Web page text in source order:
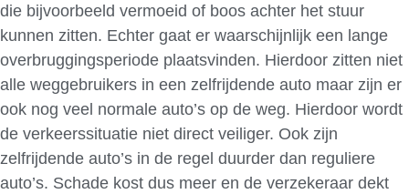
die bijvoorbeeld vermoeid of boos achter het stuur
kunnen zitten. Echter gaat er waarschijnlijk een lange
overbruggingsperiode plaatsvinden. Hierdoor zitten niet
alle weggebruikers in een zelfrijdende auto maar zijn er
ook nog veel normale auto’s op de weg. Hierdoor wordt
de verkeerssituatie niet direct veiliger. Ook zijn
zelfrijdende auto’s in de regel duurder dan reguliere
auto’s. Schade kost dus meer en de verzekeraar dekt